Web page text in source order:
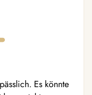
Es könnte